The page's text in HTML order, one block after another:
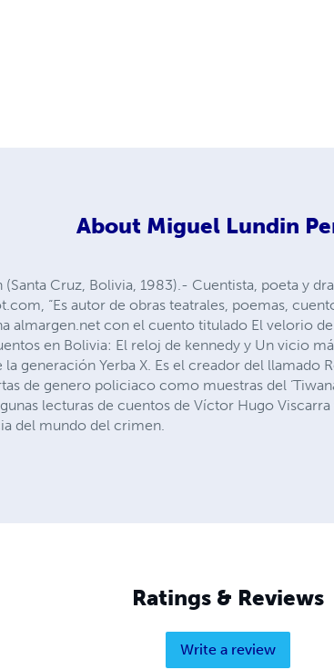
About Miguel Lundin
(Santa Cruz, Bolivia, 1983).- Cuentista, poeta y
“Es autor de obras teatrales, poemas,
almargen.net con el cuento titulado El velorio
en Bolivia: El reloj de kennedy y Un vicio
generación Yerba X. Es el creador del llamado
de genero policiaco como muestras del
lecturas de cuentos de Víctor Hugo
del mundo del crimen.
Ratings & Reviews
Write a review